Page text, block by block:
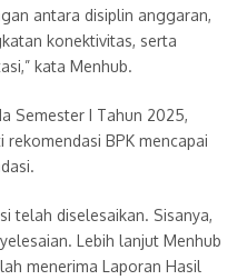
antara disiplin anggaran,
konektivitas, serta
kata Menhub.
Semester I Tahun 2025,
BPK mencapai
telah diselesaikan. Sisanya,
Lebih lanjut Menhub
menerima Laporan Hasil